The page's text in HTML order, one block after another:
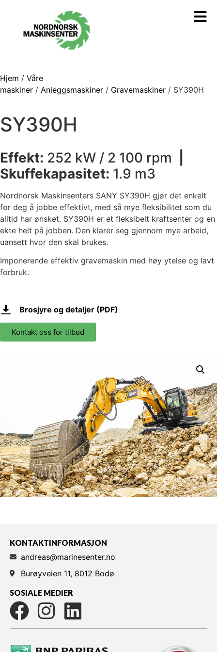
Hjem / Våre
maskiner / Anleggsmaskiner / Gravemaskiner / SY390H
SY390H
Effekt: 252 kW / 2 100 rpm
Skuffekapasitet: 1.9 m3
Nordnorsk Maskinsenters SANY SY390H gjør det enkelt
for deg å jobbe effektivt, med så mye fleksibilitet som du
alltid har ønsket. SY390H er et fleksibelt kraftsenter og en
ekte helt på jobben. Den klarer seg gjennom mye arbeid,
uansett hvor den skal brukes.
Imponerende effektiv gravemaskin med høy ytelse og lavt
forbruk.
Brosjyre og detaljer (PDF)
Kontakt oss for tilbud
KONTAKTINFORMASJON
andreas@marinesenter.no
Burøyveien 11, 8012 Bodø
SOSIALE MEDIER